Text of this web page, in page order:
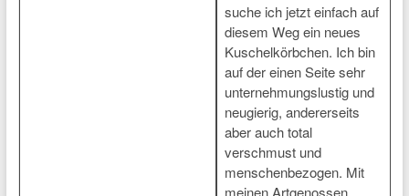
suche ich jetzt einfach auf
diesem Weg ein neues
Kuschelkörbchen. Ich bin
auf der einen Seite sehr
unternehmungslustig und
neugierig, andererseits
aber auch total
verschmust und
menschenbezogen. Mit
meinen Artgenossen